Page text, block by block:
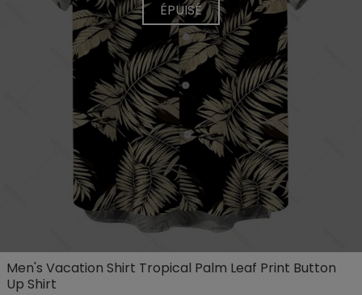
ÉPUISÉ
Men's Vacation Shirt Tropical Palm Leaf Print Button
Up Shirt